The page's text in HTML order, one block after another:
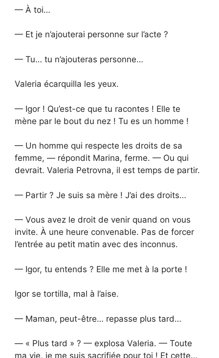
— À toi…
— Et je n’ajouterai personne sur l’acte ?
— Tu… tu n’ajouteras personne…
Valeria écarquilla les yeux.
— Igor ! Qu’est-ce que tu racontes ! Elle te
mène par le bout du nez ! Tu es un homme !
— Un homme qui respecte les droits de sa
femme, — répondit Marina, ferme. — Ou qui
devrait. Valeria Petrovna, il est temps de partir.
— Partir ? Je suis sa mère ! J’ai des droits…
— Vous avez le droit de venir quand on vous
invite. À une heure convenable. Pas de forcer
l’entrée au petit matin avec des inconnus.
— Igor, tu entends ? Elle me met à la porte !
Igor se tortilla, mal à l’aise.
— Maman, peut-être… repasse plus tard…
— « Plus tard » ? — explosa Valeria. — Toute
ma vie, je me suis sacrifiée pour toi ! Et cette…